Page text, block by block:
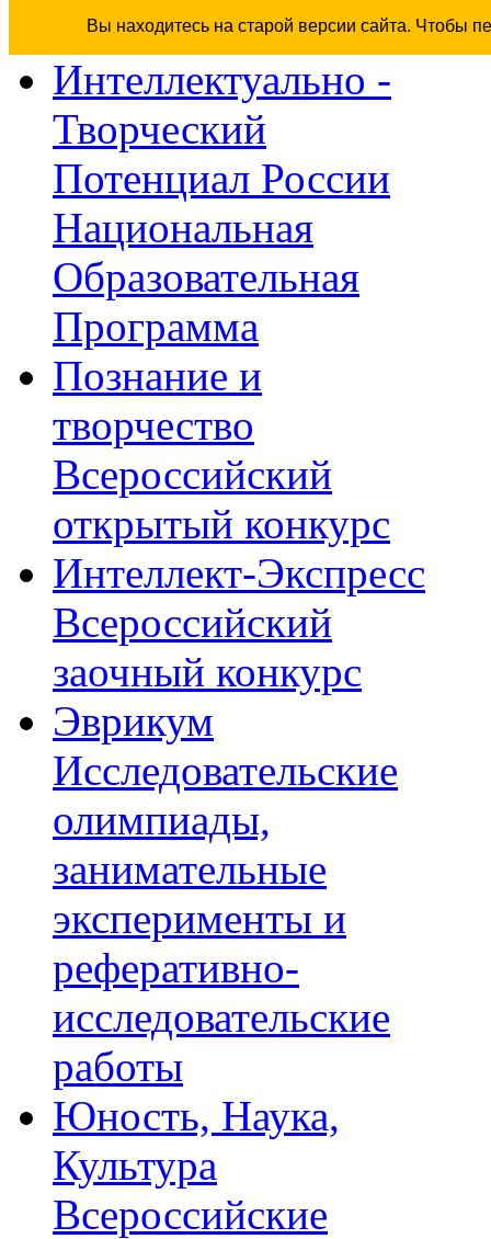
Вы находитесь на старой версии сайта. Чтобы
Интеллектуально -
Творческий
Потенциал России
Национальная
Образовательная
Программа
Познание и
творчество
Всероссийский
открытый конкурс
Интеллект-Экспресс
Всероссийский
заочный конкурс
Эврикум
Исследовательские
олимпиады,
занимательные
эксперименты и
реферативно-
исследовательские
работы
Юность, Наука,
Культура
Всероссийские